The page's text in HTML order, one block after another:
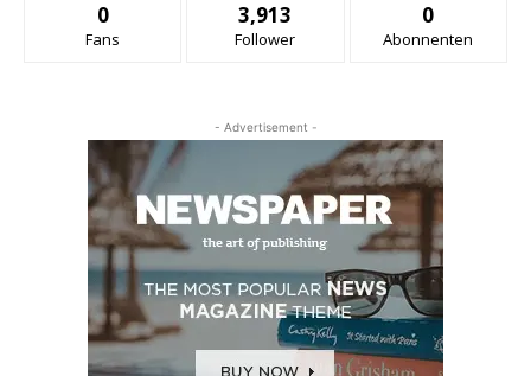
0
Fans
3,913
Follower
0
Abonnenten
- Advertisement -